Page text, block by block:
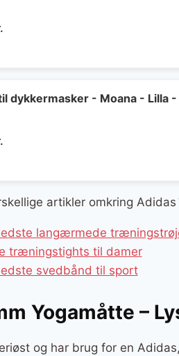
dykkermasker - Moana - Lilla
artikler omkring
langærmede
træningstights til damer
svedbånd til sport
Yogamåtte –
og har brug for en